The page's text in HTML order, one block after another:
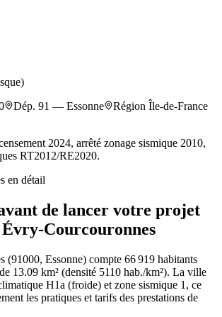
Dép. 91 — Essonne Région Île-de-France
2024, arrêté zonage sismique 2010,
RT2012/RE2020.
en détail
de lancer votre projet
Courcouronnes
(91000, Essonne) compte 66 919 habitants
13.09 km² (densité 5110 hab./km²). La ville
H1a (froide) et zone sismique 1, ce
les pratiques et tarifs des prestations de